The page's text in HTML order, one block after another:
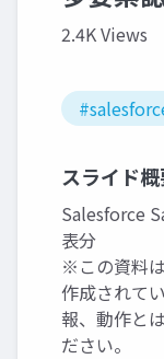
2.4K Views
スライド
Salesforce
表分
※この資料
作成されて
報、動作と
ださい。